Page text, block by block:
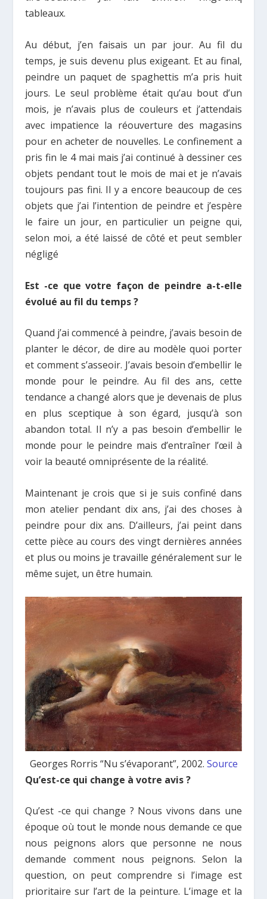
tableaux.
Au début, j’en faisais un par jour. Au fil du
temps, je suis devenu plus exigeant. Et au final,
peindre un paquet de spaghettis m’a pris huit
jours. Le seul problème était qu’au bout d’un
mois, je n’avais plus de couleurs et j’attendais
avec impatience la réouverture des magasins
pour en acheter de nouvelles. Le confinement a
pris fin le 4 mai mais j’ai continué à dessiner ces
objets pendant tout le mois de mai et je n’avais
toujours pas fini. Il y a encore beaucoup de ces
objets que j’ai l’intention de peindre et j’espère
le faire un jour, en particulier un peigne qui,
selon moi, a été laissé de côté et peut sembler
négligé
Est -ce que votre façon de peindre a-t-elle
évolué au fil du temps ?
Quand j’ai commencé à peindre, j’avais besoin de
planter le décor, de dire au modèle quoi porter
et comment s’asseoir. J’avais besoin d’embellir le
monde pour le peindre. Au fil des ans, cette
tendance a changé alors que je devenais de plus
en plus sceptique à son égard, jusqu’à son
abandon total. Il n’y a pas besoin d’embellir le
monde pour le peindre mais d’entraîner l’œil à
voir la beauté omniprésente de la réalité.
Maintenant je crois que si je suis confiné dans
mon atelier pendant dix ans, j’ai des choses à
peindre pour dix ans. D’ailleurs, j’ai peint dans
cette pièce au cours des vingt dernières années
et plus ou moins je travaille généralement sur le
même sujet, un être humain.
Georges Rorris “Nu s’évaporant”, 2002. Source
Qu’est-ce qui change à votre avis ?
Qu’est -ce qui change ? Nous vivons dans une
époque où tout le monde nous demande ce que
nous peignons alors que personne ne nous
demande comment nous peignons. Selon la
question, on peut comprendre si l’image est
prioritaire sur l’art de la peinture. L’image et la